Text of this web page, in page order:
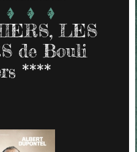
LES
de Bouli
****